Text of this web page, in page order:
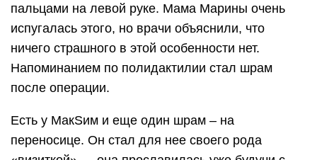
пальцами на левой руке. Мама Марины очень
испугалась этого, но врачи объяснили, что
ничего страшного в этой особенности нет.
Напоминанием по полидактилии стал шрам
после операции.
Есть у МакSим и еще один шрам – на
переносице. Он стал для нее своего рода